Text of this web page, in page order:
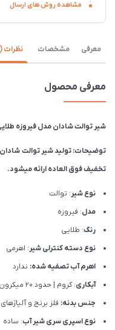
مشاهده روش های ارسال
معرفی مشخصات نظرات (2)
معرفی محصول
شیر توالت شادان مدل فیروزه
توضیحات: تولید شیر توالت
تخفیف فوق العاده ارائه میشود.
نوع شیر: توالت
مدل: فیروزه
رنگ: طلایی
نوع دسته کنترلی شیر: اهرمی
اهرم آب تصفیه شده: ندارد
آبکاری: کروم | حدود 20 میکرون
جنس بدنه: فلز برنج و
نوع اسپری سری شیر آب: ساده